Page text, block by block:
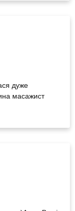
дуже
масажист